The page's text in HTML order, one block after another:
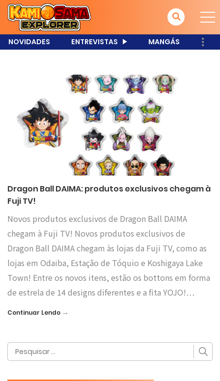
NOVIDADES ENTREVISTAS MANGÁS
Dragon Ball DAIMA: produtos exclusivos chegam à
Fuji TV!
Novos produtos exclusivos de Dragon Ball DAIMA
chegam à Fuji TV! Novos produtos exclusivos de
Dragon Ball DAIMA chegam às lojas da Fuji TV, como as
lojas em Odaiba, Estação de Tóquio e Koshigaya Lake
Town! Entre os novos itens, estão os bottons em forma
de estrela de 14 designs diferentes e a fita YOJO!…
Continuar Lendo →